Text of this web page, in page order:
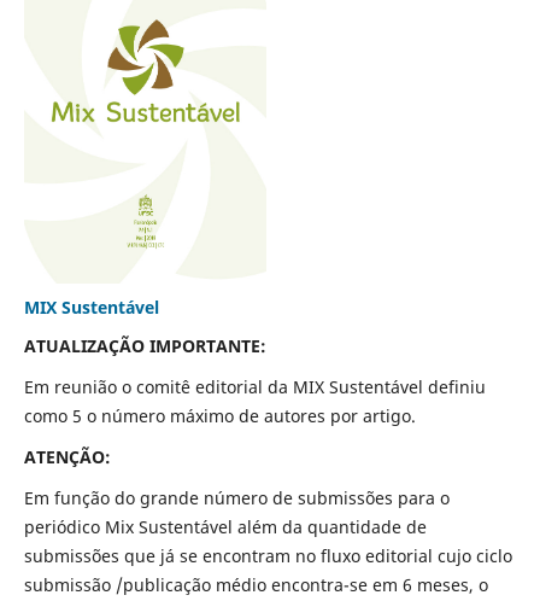
MIX Sustentável
ATUALIZAÇÃO IMPORTANTE:
Em reunião o comitê editorial da MIX Sustentável definiu
como 5 o número máximo de autores por artigo.
ATENÇÃO:
Em função do grande número de submissões para o
periódico Mix Sustentável além da quantidade de
submissões que já se encontram no fluxo editorial cujo ciclo
submissão /publicação médio encontra-se em 6 meses, o